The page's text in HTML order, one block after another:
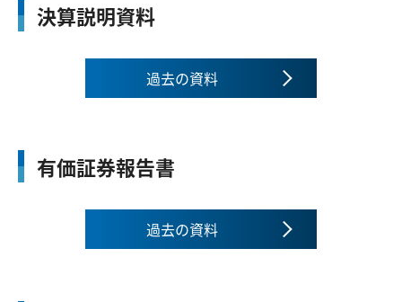
決算説明資料
過去の資料
有価証券報告書
過去の資料